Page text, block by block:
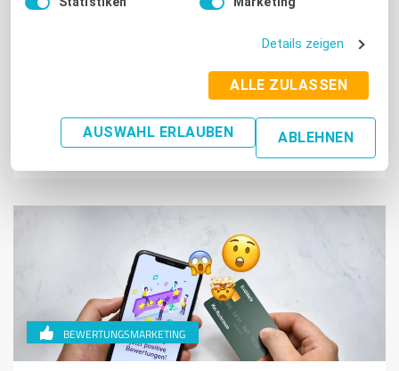
Details zeigen
ALLE ZULASSEN
AUSWAHL ERLAUBEN ABLEHNEN
nicht, wie Sie reagieren sollen? Sind Sie frustriert, wenn
welche Auswirkungen Ihre Antwort auf
Kundenbewertungen auf Ihr Geschäft haben kann?
BEWERTUNGSMARKETING